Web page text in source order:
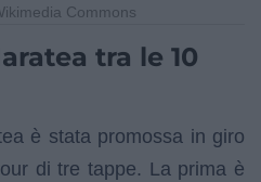
Commons
tra le 10
è stata promossa in giro
di tre tappe. La prima è